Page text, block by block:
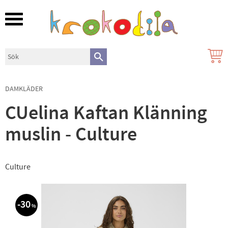
Meny
DAMKLÄDER
CUelina Kaftan Klänning
muslin - Culture
Culture
30%